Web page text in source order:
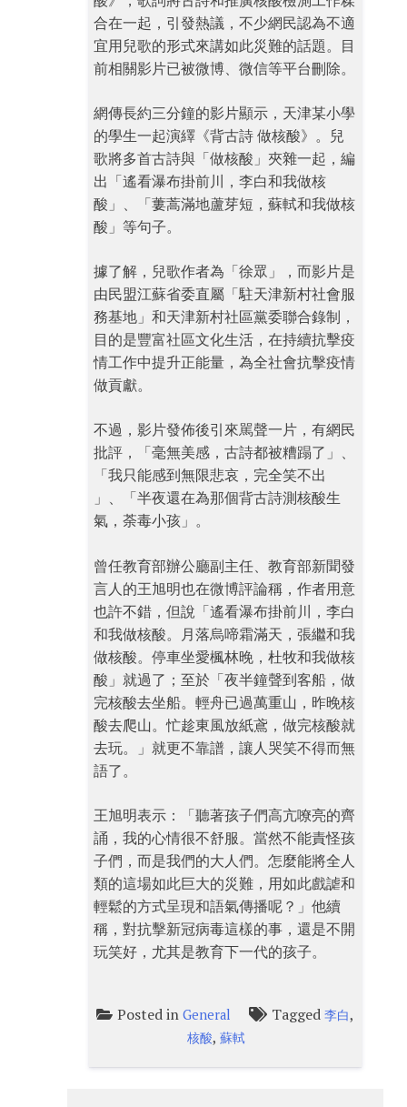
合在一起，引發熱議，不少網民認為不適
宜用兒歌的形式來講如此災難的話題。目
前相關影片已被微博、微信等平台刪除。
網傳長約三分鐘的影片顯示，天津某小學
的學生一起演繹《背古詩 做核酸》。兒
歌將多首古詩與「做核酸」夾雜一起，編
出「遙看瀑布掛前川，李白和我做核
酸」、「蔞蒿滿地蘆芽短，蘇軾和我做核
酸」等句子。
據了解，兒歌作者為「徐眾」，而影片是
由民盟江蘇省委直屬「駐天津新村社會服
務基地」和天津新村社區黨委聯合錄制，
目的是豐富社區文化生活，在持續抗擊疫
情工作中提升正能量，為全社會抗擊疫情
做貢獻。
不過，影片發佈後引來駡聲一片，有網民
批評，「毫無美感，古詩都被糟蹋了」、
「我只能感到無限悲哀，完全笑不出 ​
」、「半夜還在為那個背古詩測核酸生
氣，荼毒小孩​」。
曾任教育部辦公廳副主任、教育部新聞發
言人的王旭明也在微博評論稱，作者用意
也許不錯，但說「遙看瀑布掛前川，李白
和我做核酸。月落烏啼霜滿天，張繼和我
做核酸。停車坐愛楓林晚，杜牧和我做核
酸」就過了；至於「夜半鐘聲到客船，做
完核酸去坐船。輕舟已過萬重山，昨晚核
酸去爬山。忙趁東風放紙鳶，做完核酸就
去玩。」就更不靠譜，讓人哭笑不得而無
語了。
王旭明表示：「聽著孩子們高亢嘹亮的齊
誦，我的心情很不舒服。當然不能責怪孩
子們，而是我們的大人們。怎麼能將全人
類的這場如此巨大的災難，用如此戲謔和
輕鬆的方式呈現和語氣傳播呢？」他續
稱，對抗擊新冠病毒這樣的事，還是不開
玩笑好，尤其是教育下一代的孩子。
Posted inGeneral Tagged李白,
核酸,蘇軾